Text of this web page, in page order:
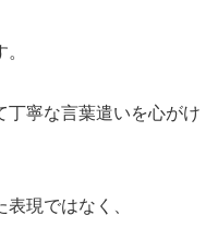
丁寧な言葉遣いを心がけ
現ではなく、